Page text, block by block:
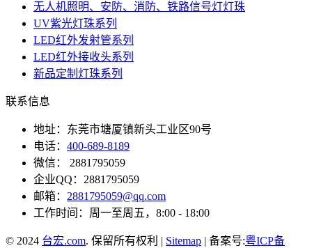
无人机照明、安防、消防、铁路信号灯灯珠
UV紫光灯珠系列
LED红外发射管系列
LED红外接收头系列
新品定制灯珠系列
联系信息
地址：东莞市塘厦镇新头工业区90号
电话： 400-689-8189
微信： 2881795059
企业QQ：2881795059
邮箱： 2881795059@qq.com
工作时间：周一至周五，8:00 - 18:00
© 2024 台宏.com. 保留所有权利 | Sitemap | 备案号:粤ICP备